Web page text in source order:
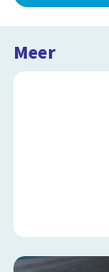
Meer